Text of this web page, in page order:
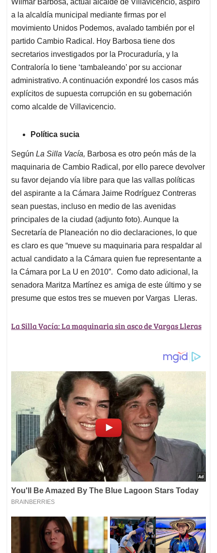
s
A
p
p
b
o
o
k
e
d
I
n
l
a
d
s
a la alcaldía municipal mediante firmas por el
movimiento Unidos Podemos, avalado también por el
partido Cambio Radical. Hoy Barbosa tiene dos
secretarios investigados por la Procuraduría, y la
Contraloría lo tiene ‘tambaleando’ por su accionar
administrativo. A continuación expondré los casos más
explícitos de supuesta corrupción en su gobernación
como alcalde de Villavicencio.
Política sucia
Según La Silla Vacía, Barbosa es otro peón más de la
maquinaria de Cambio Radical, por ello parece devolver
su favor dejando vía libre para que las vallas políticas
del aspirante a la Cámara Jaime Rodríguez Contreras
sean puestas, incluso en medio de las avenidas
principales de la ciudad (adjunto foto). Aunque la
Secretaría de Planeación no dio declaraciones, lo que
es claro es que “mueve su maquinaria para respaldar al
actual candidato a la Cámara quien fue representante a
la Cámara por La U en 2010”. Como dato adicional, la
senadora Maritza Martínez es amiga de este último y se
presume que estos tres se mueven por Vargas Lleras.
La Silla Vacía: La maquinaria sin asco de Vargas Lleras